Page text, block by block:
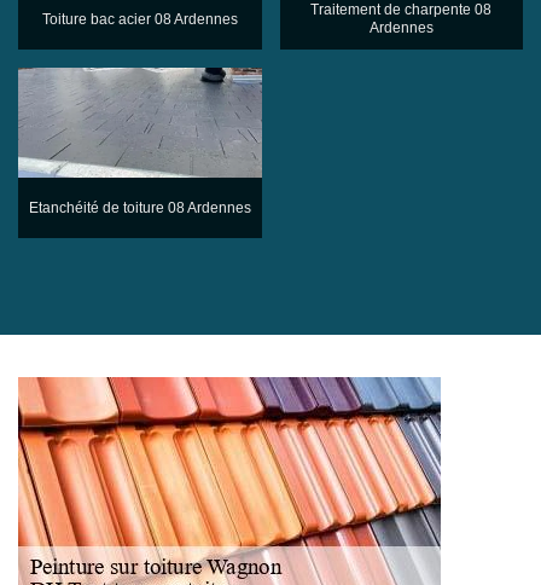
Toiture bac acier 08 Ardennes
Traitement de charpente 08
Ardennes
Etanchéité de toiture 08 Ardennes